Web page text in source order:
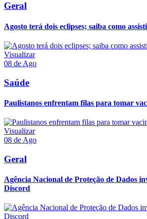
Geral
Agosto terá dois eclipses; saiba como
Visualizar
08 de Ago
Saúde
Paulistanos enfrentam filas para tomar
Visualizar
08 de Ago
Geral
Agência Nacional de Proteção de Dados
Discord